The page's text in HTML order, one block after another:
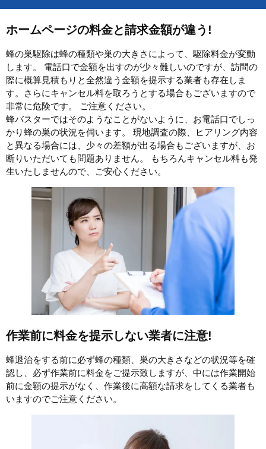
ホームページの料金と請求金額が違う!
蜂の巣駆除は蜂の種類や巣の大きさによって、駆除料金が変動
します。 電話口で金額を出すのが少々難しいのですが、訪問の
際に概算見積もりと全然違う金額を提示する業者も存在しま
す。さらにキャンセル料を取ろうとする場合もございますので
非常に危険です。 ご注意ください。
蜂バスターではそのようなことがないように、お電話口でしっ
かり蜂の巣の状況を伺います。 現地調査の際、ヒアリング内容
と異なる場合には、少々の差額が出る場合もございますが、お
断りいただいても問題ありません。 もちろんキャンセル料も発
生いたしませんので、ご安心ください。
作業前に料金を提示しない業者に注意!
蜂退治をする前に必ず蜂の種類、巣の大きさなどの状況等を確
認し、必ず作業前に料金をご提示致しますが、中には作業開始
前に金額の提示がなく、作業後に高額な請求をしてくる業者も
いますのでご注意ください。